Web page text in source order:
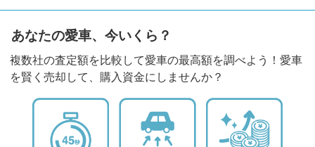
あなたの愛車、今いくら？
複数社の査定額を比較して愛車の最高額を調べよう！愛車
を賢く売却して、購入資金にしませんか？